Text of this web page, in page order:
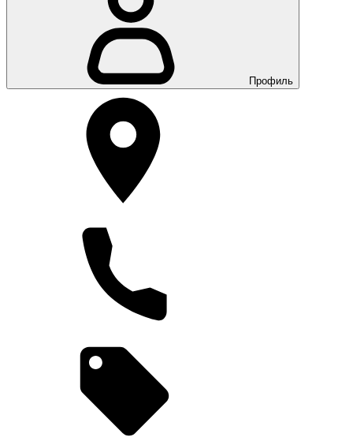
Профиль